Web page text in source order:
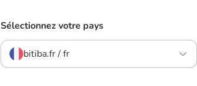
Sélectionnez votre pays
bitiba.fr / fr